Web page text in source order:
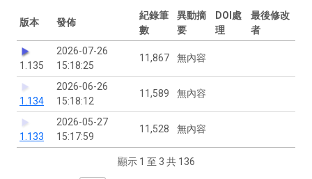
版本 發佈
紀錄筆
數
異動摘
要
DOI處
理
最後修改
者
1.135
2026-07-26
15:18:25
11,867 無內容
1.134
2026-06-26
15:18:12
11,589 無內容
1.133
2026-05-27
15:17:59
11,528 無內容
顯示 1 至 3 共 136